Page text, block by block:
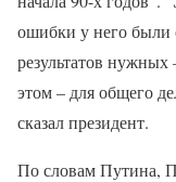
ошибки у него были
результатов нужных
этом – для общего
сказал президент.
По словам Путина,